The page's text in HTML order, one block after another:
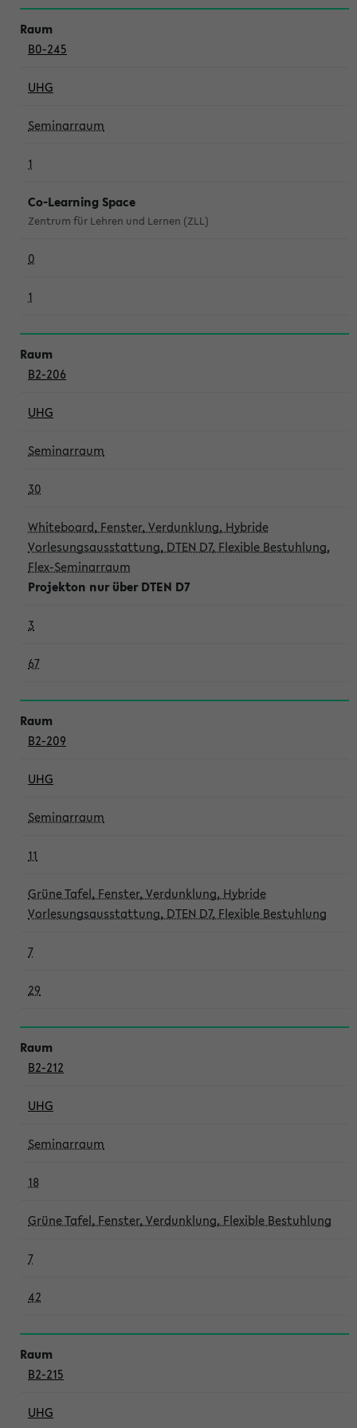
B0-245
UHG
Seminarraum
1
Co-Learning Space
Zentrum für Lehren und Lernen (ZLL)
0
1
B2-206
UHG
Seminarraum
30
Whiteboard, Fenster, Verdunklung, Hybride
Vorlesungsausstattung, DTEN D7, Flexible Bestuhlung,
Flex-Seminarraum
Projekton nur über DTEN D7
3
67
B2-209
UHG
Seminarraum
11
Grüne Tafel, Fenster, Verdunklung, Hybride
Vorlesungsausstattung, DTEN D7, Flexible Bestuhlung
7
29
B2-212
UHG
Seminarraum
18
Grüne Tafel, Fenster, Verdunklung, Flexible Bestuhlung
7
42
B2-215
UHG